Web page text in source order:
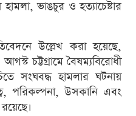
ভাঙচুর ও হত্যাচেষ্টার
উল্লেখ করা হয়েছে,
চট্টগ্রামে বৈষম্যবিরোধী
সংঘবদ্ধ হামলার ঘটনায়
পরিকল্পনা, উসকানি এবং